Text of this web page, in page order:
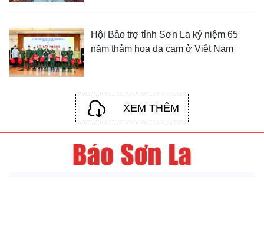
Hội Bảo trợ tỉnh Sơn La kỷ niệm 65
năm thảm họa da cam ở Việt Nam
XEM THÊM